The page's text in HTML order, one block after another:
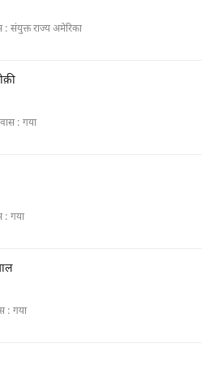
: संयुक्त राज्य अमेरिका
: गया
: गया
: गया